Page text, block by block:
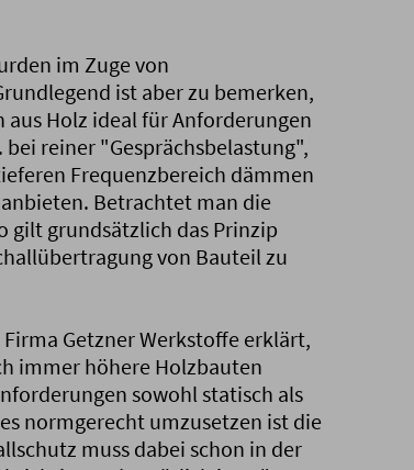
im Zuge von
ist aber zu bemerken,
Holz ideal für Anforderungen
reiner "Gesprächsbelastung",
Frequenzbereich dämmen
Betrachtet man die
gilt grundsätzlich das Prinzip
von Bauteil zu
Getzner Werkstoffe erklärt,
immer höhere Holzbauten
sowohl statisch als
normgerecht umzusetzen ist die
muss dabei schon in der